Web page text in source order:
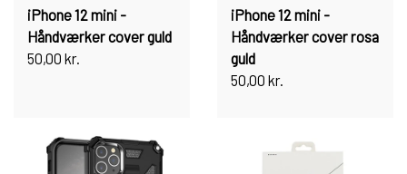
iPhone 12 mini -
Håndværker cover guld
50,00 kr.
iPhone 12 mini -
Håndværker cover rosa
guld
50,00 kr.